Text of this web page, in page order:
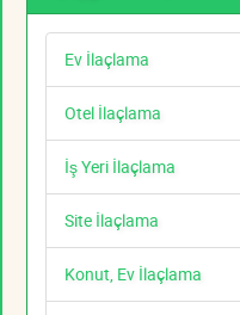
Ev İlaçlama
Otel İlaçlama
İş Yeri İlaçlama
Site İlaçlama
Konut, Ev İlaçlama